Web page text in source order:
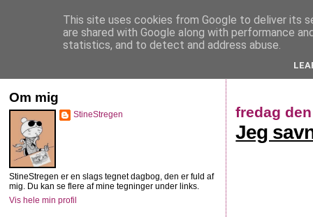
StineStregen
fredag
Jeg
Om mig
StineStregen
StineStregen er en slags tegnet dagbog, den er fuld af
mig. Du kan se flere af mine tegninger under links.
Vis hele min profil
This site uses cookies from Google to deliver its
are shared with Google along with performance
statistics, and to detect and address abuse.